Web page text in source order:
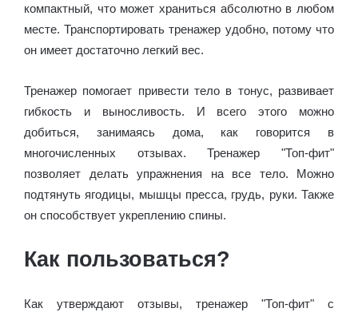
компактный, что может храниться абсолютно в любом
месте. Транспортировать тренажер удобно, потому что
он имеет достаточно легкий вес.
Тренажер помогает привести тело в тонус, развивает
гибкость и выносливость. И всего этого можно
добиться, занимаясь дома, как говорится в
многочисленных отзывах. Тренажер "Топ-фит"
позволяет делать упражнения на все тело. Можно
подтянуть ягодицы, мышцы пресса, грудь, руки. Также
он способствует укреплению спины.
Как пользоваться?
Как утверждают отзывы, тренажер "Топ-фит" с